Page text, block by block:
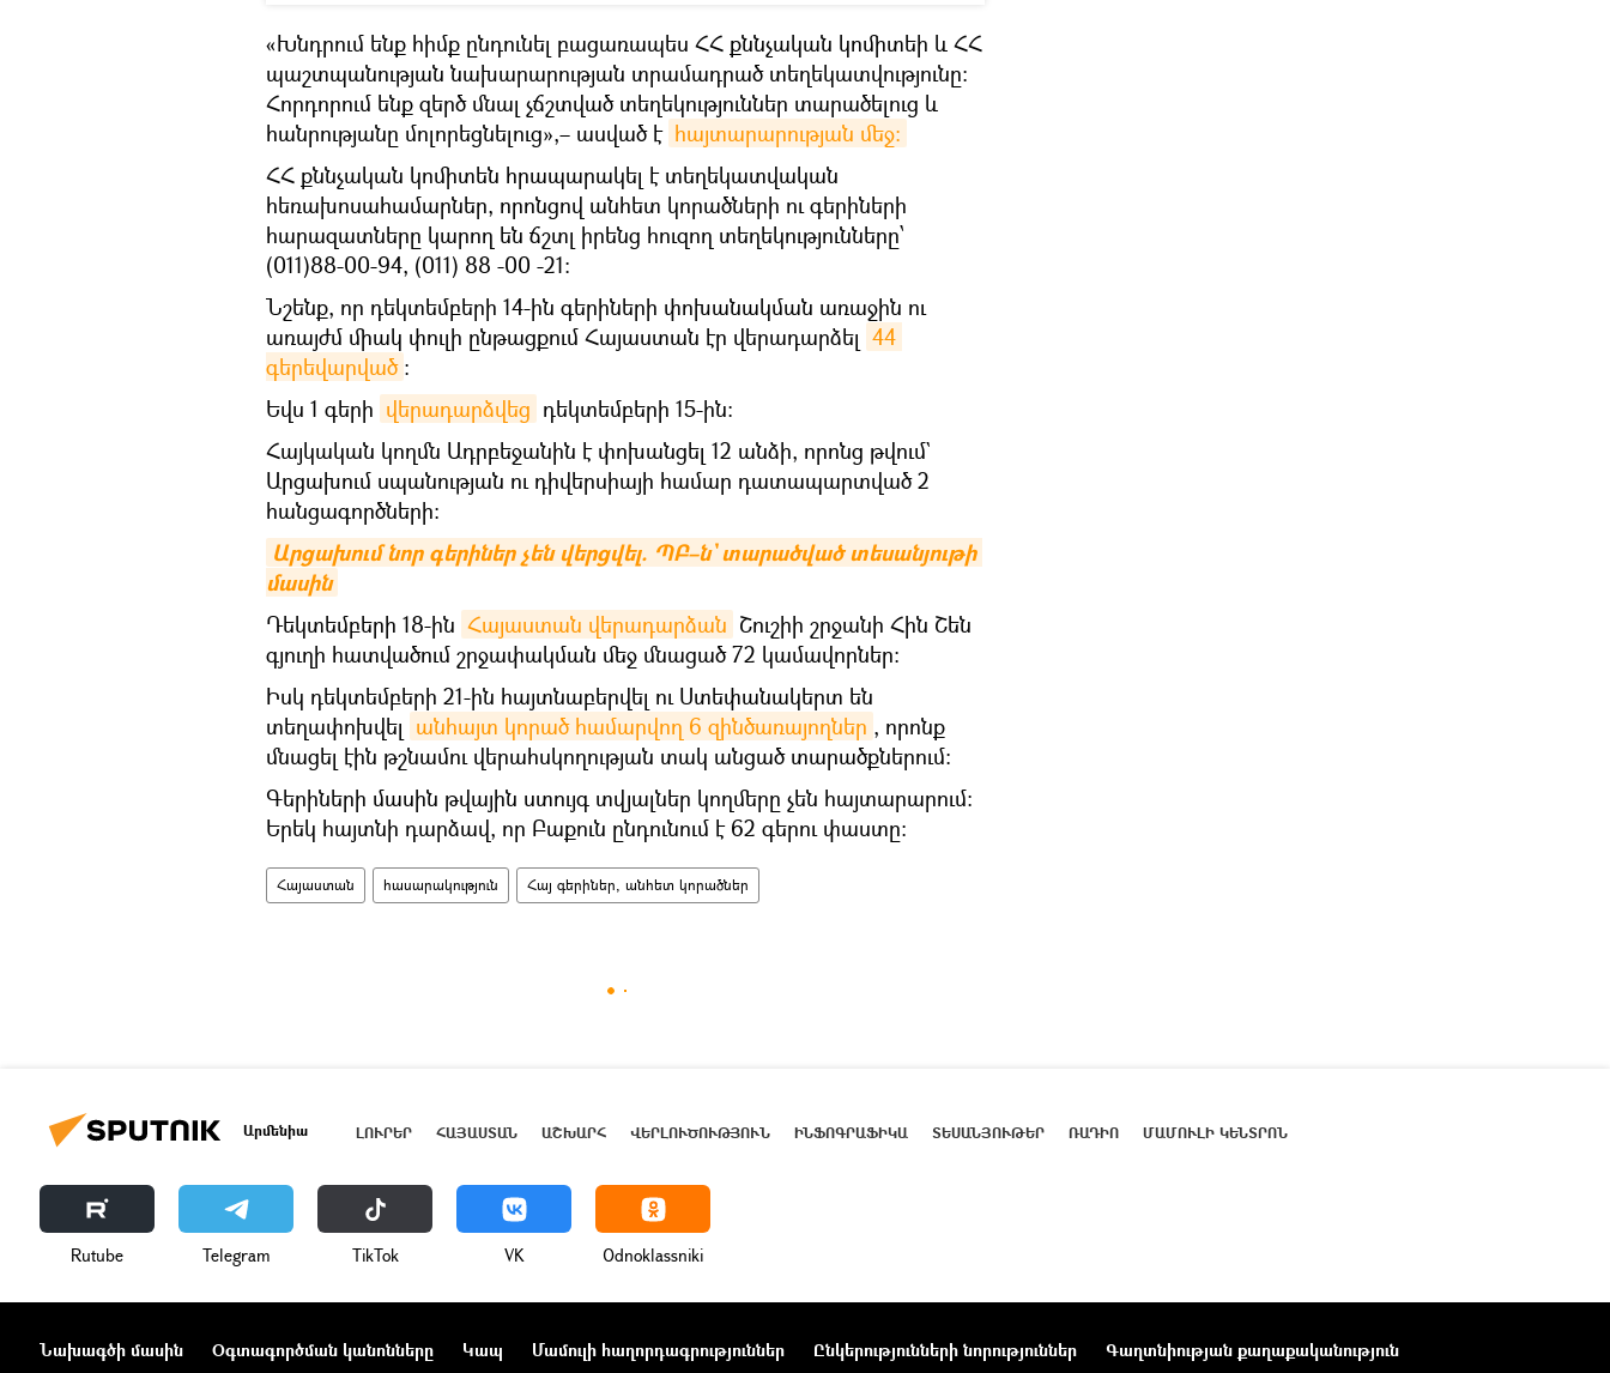
«Խնդրում ենք հիմք ընդունել բացառապես ՀՀ քննչական կոմիտեի և ՀՀ
պաշտպանության նախարարության տրամադրած տեղեկատվությունը:
Հորդորում ենք զերծ մնալ չճշտված տեղեկություններ տարածելուց և
հանրությանը մոլորեցնելուց»,– ասված է հայտարարության մեջ:
ՀՀ քննչական կոմիտեն հրապարակել է տեղեկատվական
հեռախոսահամարներ, որոնցով անհետ կորածների ու գերիների
հարազատները կարող են ճշտլ իրենց հուզող տեղեկությունները՝
(011)88-00-94, (011) 88 -00 -21:
Նշենք, որ դեկտեմբերի 14-ին գերիների փոխանակման առաջին ու
առայժմ միակ փուլի ընթացքում Հայաստան էր վերադարձել 44
գերեվարված ։
Եվս 1 գերի վերադարձվեց դեկտեմբերի 15-ին։
Հայկական կողմն Ադրբեջանին է փոխանցել 12 անձի, որոնց թվում`
Արցախում սպանության ու դիվերսիայի համար դատապարտված 2
հանցագործների։
Արցախում նոր գերիներ չեն վերցվել. ՊԲ–ն` տարածված տեսանյութի
մասին
Դեկտեմբերի 18-ին Հայաստան վերադարձան Շուշիի շրջանի Հին Շեն
գյուղի հատվածում շրջափակման մեջ մնացած 72 կամավորներ։
Իսկ դեկտեմբերի 21-ին հայտնաբերվել ու Ստեփանակերտ են
տեղափոխվել անհայտ կորած համարվող 6 զինծառայողներ , որոնք
մնացել էին թշնամու վերահսկողության տակ անցած տարածքներում։
Գերիների մասին թվային ստույգ տվյալներ կողմերը չեն հայտարարում։
Երեկ հայտնի դարձավ, որ Բաքուն ընդունում է 62 գերու փաստը։
Հայաստան հասարակություն Հայ գերիներ, անհետ կորածներ
Արմենիա ԼՈՒՐԵՐ ՀԱՅԱՍՏԱՆ ԱՇԽԱՐՀ ՎԵՐԼՈՒԾՈՒԹՅՈՒՆ ԻՆՖՈԳՐԱՖԻԿԱ ՏԵՍԱՆՅՈՒԹԵՐ ՌԱԴԻՈ ՄԱՄՈՒԼԻ ԿԵՆՏՐՈՆ
Rutube Telegram ТikТоk VK Odnoklassniki
Նախագծի մասին Օգտագործման կանոնները Կապ Մամուլի հաղորդագրություններ Ընկերությունների նորություններ
Գաղտնիության քաղաքականություն